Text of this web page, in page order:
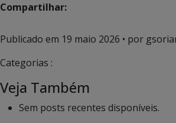
Compartilhar:
Publicado em 19 maio 2026 • por
Categorias :
Veja Também
Sem posts recentes disponíveis.